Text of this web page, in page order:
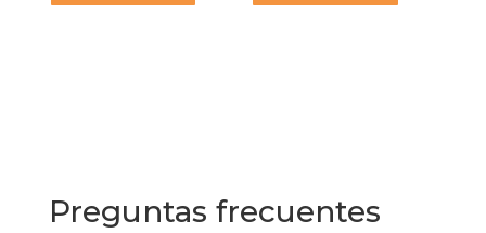
Preguntas frecuentes